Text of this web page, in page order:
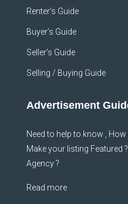
Renter’s Guide
Buyer’s Guide
Seller’s Guide
Selling / Buying Guide
Advertisement
Need to help to know ,
Make your listing Featured
Agency ?
Read more